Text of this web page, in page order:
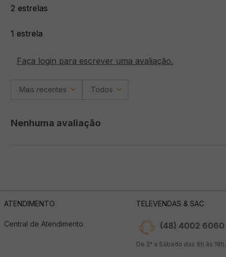
2 estrelas
1 estrela
Faça login para escrever uma avaliação.
Mais recentes Todos
Nenhuma avaliação
ATENDIMENTO
Central de Atendimento
TELEVENDAS & SAC
(48) 4002 6060
De 2ª a Sábado das 8h às 18h.